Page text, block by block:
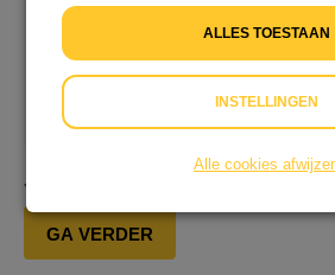
Ik wil niet bijdragen aan de
Op onze dienstverlening zijn onze
Privacyverklaring
Je gaat in totaal
GA VERDER
ALLES TOESTAAN
INSTELLINGEN
Alle cookies